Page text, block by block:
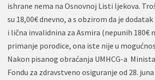
ishrane nema na Osnovnoj Listi ljekova.
su 18,00€ dnevno, a s obzirom da je
i lična invalidnina za Asmira (nepunih 180€
primanje porodice, ona iste nije u
Nakon pisanog obraćanja UMHCG-a
Fondu za zdravstveno osiguranje od 28.